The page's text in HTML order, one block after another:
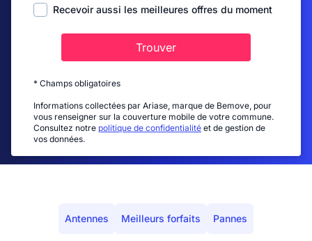
Recevoir aussi les meilleures offres du moment
Trouver
* Champs obligatoires
Informations collectées par Ariase, marque de Bemove, pour
vous renseigner sur la couverture mobile de votre commune.
Consultez notre politique de confidentialité et de gestion de
vos données.
Antennes Meilleurs forfaits Pannes